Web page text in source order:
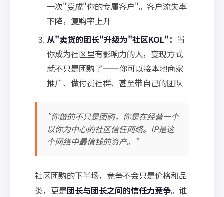
一次"变成"你的专属客户"。客户流失率
下降，复购率上升
从"卖货的团长"升级为"社区KOL"： 当
你成为社区里有影响力的人，变现方式
就不只是团购了——你可以接本地商家
推广、做付费社群、甚至带自己的团队
"你做的不只是团购，你是在经营一个
以你为中心的社区信任网络。IP是这
个网络中最值钱的资产。"
社区团购的下半场，竞争不会只是价格和品
类，更是团长与团长之间的信任力竞争。谁